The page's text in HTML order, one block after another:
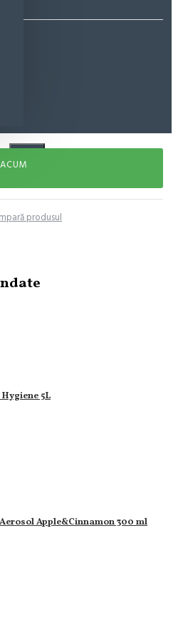
produsul
5L
Apple&Cinnamon 300 ml